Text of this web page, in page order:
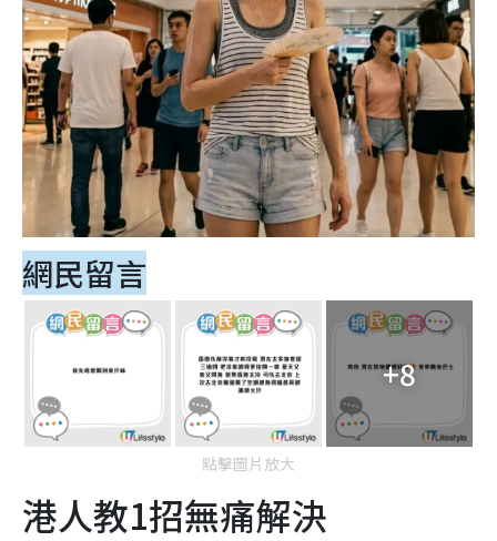
網民留言
+8
點擊圖片放大
港人教1招無痛解決